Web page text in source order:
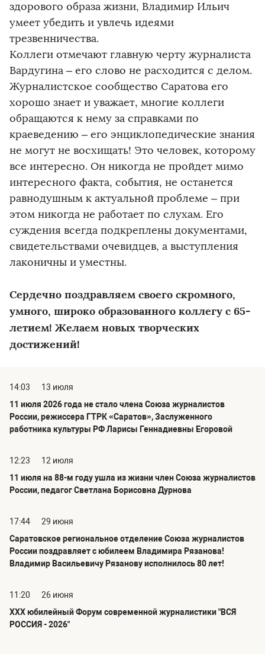
здорового образа жизни, Владимир Ильич
умеет убедить и увлечь идеями
трезвенничества.
Коллеги отмечают главную черту журналиста
Вардугина – его слово не расходится с делом.
Журналистское сообщество Саратова его
хорошо знает и уважает, многие коллеги
обращаются к нему за справками по
краеведению – его энциклопедические знания
не могут не восхищать! Это человек, которому
все интересно. Он никогда не пройдет мимо
интересного факта, события, не останется
равнодушным к актуальной проблеме – при
этом никогда не работает по слухам. Его
суждения всегда подкреплены документами,
свидетельствами очевидцев, а выступления
лаконичны и уместны.
Сердечно поздравляем своего скромного,
умного, широко образованного коллегу с 65-
летием! Желаем новых творческих
достижений!
14:03
13 июля
11 июля 2026 года не стало члена Союза журналистов
России, режиссера ГТРК «Саратов», Заслуженного
работника культуры РФ Ларисы Геннадиевны Егоровой
12:23
12 июля
11 июля на 88-м году ушла из жизни член Союза журналистов
России, педагог Светлана Борисовна Дурнова
17:44
29 июня
Саратовское региональное отделение Союза журналистов
России поздравляет с юбилеем Владимира Рязанова!
Владимир Васильевичу Рязанову исполнилось 80 лет!
11:20
26 июня
ХХХ юбилейный Форум современной журналистики "ВСЯ
РОССИЯ - 2026"